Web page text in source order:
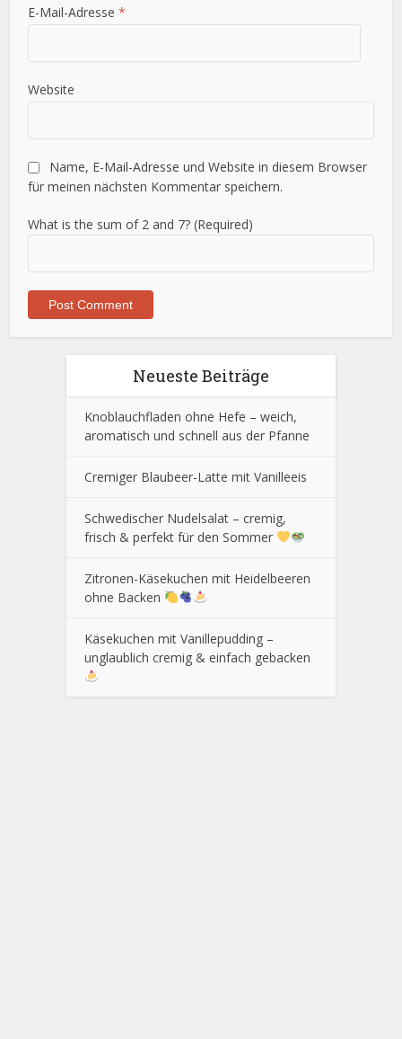
E-Mail-Adresse*
Website
Name, E-Mail-Adresse und Website in diesem Browser
für meinen nächsten Kommentar speichern.
What is the sum of 2 and 7? (Required)
Neueste Beiträge
Knoblauchfladen ohne Hefe – weich,
aromatisch und schnell aus der Pfanne
Cremiger Blaubeer-Latte mit Vanilleeis
Schwedischer Nudelsalat – cremig,
frisch & perfekt für den Sommer
Zitronen-Käsekuchen mit Heidelbeeren
ohne Backen
Käsekuchen mit Vanillepudding –
unglaublich cremig & einfach gebacken